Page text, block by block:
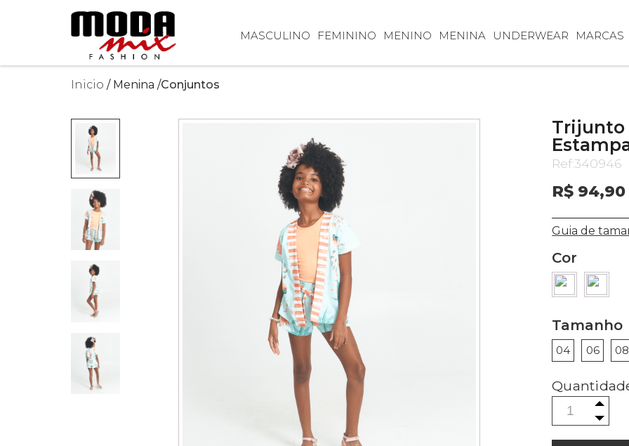
MARCAS
MASCULINO FEMININO MENINO MENINA UNDERWEAR
Inicio Menina Conjuntos
Ref:340946
R$ 94,90
Guia de
Cor
Tamanho
04 06 08